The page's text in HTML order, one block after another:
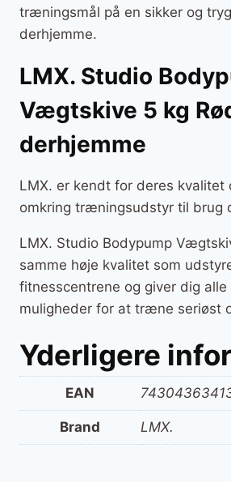
træningsmål på en sikker og
derhjemme.
LMX. Studio
Vægtskive 5 kg
derhjemme
LMX. er kendt for deres kvalitet
omkring træningsudstyr til brug
LMX. Studio Bodypump
samme høje kvalitet som
fitnesscentrene og giver dig alle
muligheder for at træne seriøst
Yderligere
EAN
Brand LMX.